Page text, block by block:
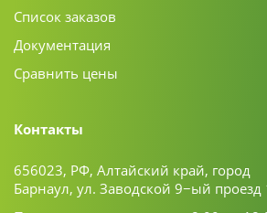
Список заказов
Документация
Сравнить цены
Контакты
656023, РФ, Алтайский край, город
Барнаул, ул. Заводской 9−ый проезд